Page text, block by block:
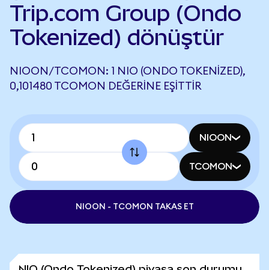
Trip.com Group (Ondo
Tokenized) dönüştür
NIOON/TCOMON: 1 NIO (ONDO TOKENIZED),
0,101480 TCOMON DEĞERINE EŞITTIR
NIOON
TCOMON
NIOON - TCOMON TAKAS ET